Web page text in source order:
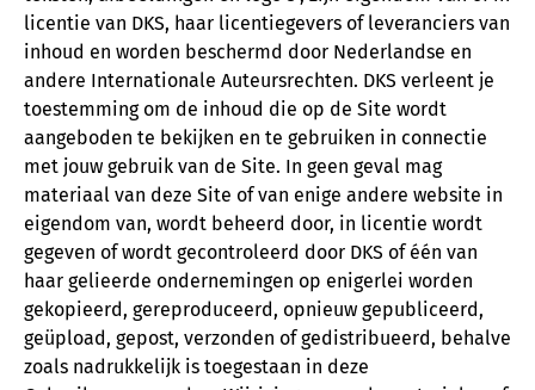
licentie van DKS, haar licentiegevers of leveranciers van
inhoud en worden beschermd door Nederlandse en
andere Internationale Auteursrechten. DKS verleent je
toestemming om de inhoud die op de Site wordt
aangeboden te bekijken en te gebruiken in connectie
met jouw gebruik van de Site. In geen geval mag
materiaal van deze Site of van enige andere website in
eigendom van, wordt beheerd door, in licentie wordt
gegeven of wordt gecontroleerd door DKS of één van
haar gelieerde ondernemingen op enigerlei worden
gekopieerd, gereproduceerd, opnieuw gepubliceerd,
geüpload, gepost, verzonden of gedistribueerd, behalve
zoals nadrukkelijk is toegestaan in deze